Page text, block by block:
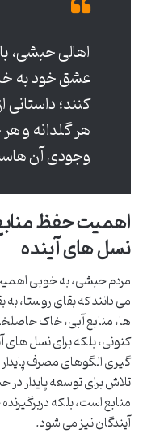
اهالی حبشی،
عشق خود به
کنند؛ داستانی
هر گلدانه و
وجودی آن
اهمیت حفظ
نسل های آینده
مردم حبشی، به خوبی
می دانند که بقای
ها، منابع آبی، خاک
کنونی، بلکه برای نسل
گیری الگوهای مصرف
تلاش برای توسعه پایدار
منابع است، بلکه
آیندگان نیز می شود.